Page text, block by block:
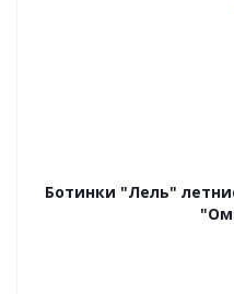
Ботинки "Лель"